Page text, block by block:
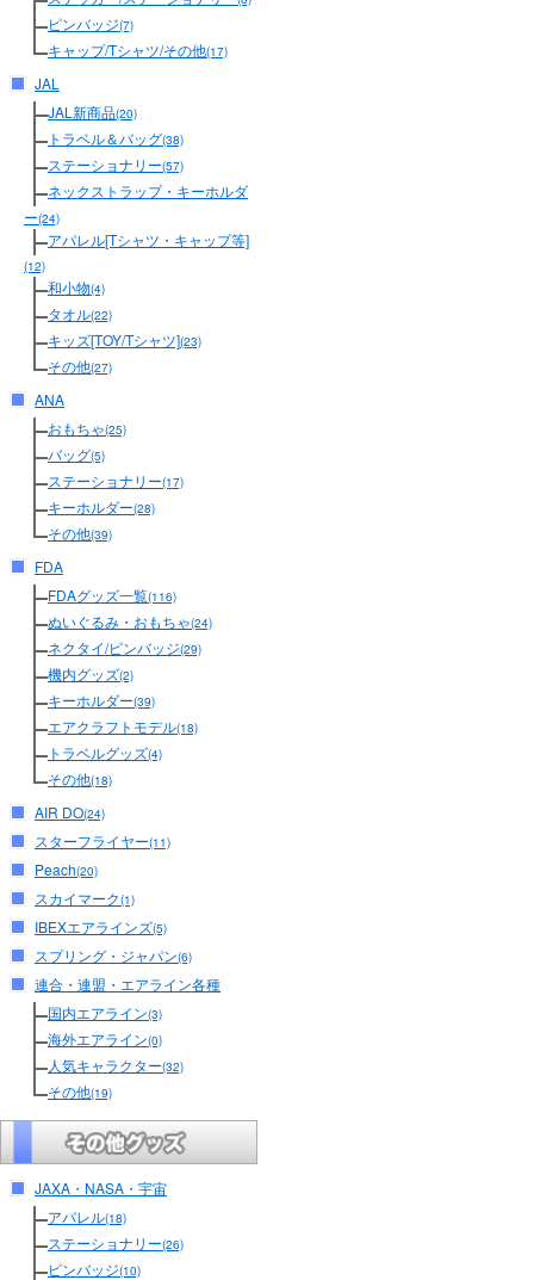
ピンバッジ(7)
キャップ/Tシャツ/その他(17)
JAL
JAL新商品(20)
トラベル＆バッグ(38)
ステーショナリー(57)
ネックストラップ・キーホルダ
ー(24)
アパレル[Tシャツ・キャップ等]
(12)
和小物(4)
タオル(22)
キッズ[TOY/Tシャツ](23)
その他(27)
ANA
おもちゃ(25)
バッグ(5)
ステーショナリー(17)
キーホルダー(28)
その他(39)
FDA
FDAグッズ一覧(116)
ぬいぐるみ・おもちゃ(24)
ネクタイ/ピンバッジ(29)
機内グッズ(2)
キーホルダー(39)
エアクラフトモデル(18)
トラベルグッズ(4)
その他(18)
AIR DO(24)
スターフライヤー(11)
Peach(20)
スカイマーク(1)
IBEXエアラインズ(5)
スプリング・ジャパン(6)
連合・連盟・エアライン各種
国内エアライン(3)
海外エアライン(0)
人気キャラクター(32)
その他(19)
JAXA・NASA・宇宙
アパレル(18)
ステーショナリー(26)
ピンバッジ(10)